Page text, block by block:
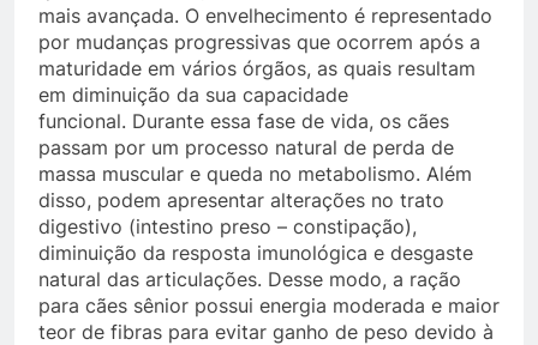
mais avançada. O envelhecimento é representado
por mudanças progressivas que ocorrem após a
maturidade em vários órgãos, as quais resultam
em diminuição da sua capacidade
funcional. Durante essa fase de vida, os cães
passam por um processo natural de perda de
massa muscular e queda no metabolismo. Além
disso, podem apresentar alterações no trato
digestivo (intestino preso – constipação),
diminuição da resposta imunológica e desgaste
natural das articulações. Desse modo, a ração
para cães sênior possui energia moderada e maior
teor de fibras para evitar ganho de peso devido à